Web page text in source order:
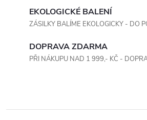
EKOLOGICKÉ BALENÍ
ZÁSILKY BALÍME EKOLOGICKY - DO
DOPRAVA ZDARMA
PŘI NÁKUPU NAD 1 999,- KČ -